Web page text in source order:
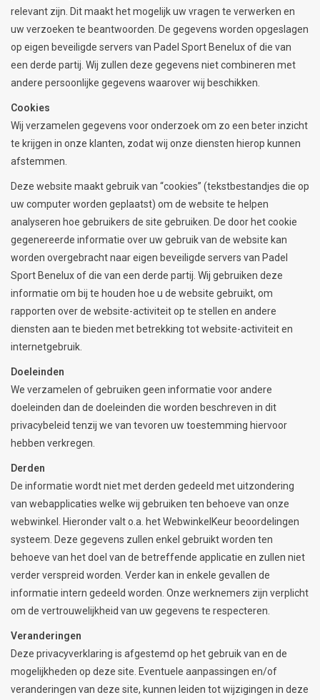
relevant zijn. Dit maakt het mogelijk uw vragen te verwerken en
uw verzoeken te beantwoorden. De gegevens worden opgeslagen
op eigen beveiligde servers van Padel Sport Benelux of die van
een derde partij. Wij zullen deze gegevens niet combineren met
andere persoonlijke gegevens waarover wij beschikken.
Cookies
Wij verzamelen gegevens voor onderzoek om zo een beter inzicht
te krijgen in onze klanten, zodat wij onze diensten hierop kunnen
afstemmen.
Deze website maakt gebruik van “cookies” (tekstbestandjes die op
uw computer worden geplaatst) om de website te helpen
analyseren hoe gebruikers de site gebruiken. De door het cookie
gegenereerde informatie over uw gebruik van de website kan
worden overgebracht naar eigen beveiligde servers van Padel
Sport Benelux of die van een derde partij. Wij gebruiken deze
informatie om bij te houden hoe u de website gebruikt, om
rapporten over de website-activiteit op te stellen en andere
diensten aan te bieden met betrekking tot website-activiteit en
internetgebruik.
Doeleinden
We verzamelen of gebruiken geen informatie voor andere
doeleinden dan de doeleinden die worden beschreven in dit
privacybeleid tenzij we van tevoren uw toestemming hiervoor
hebben verkregen.
Derden
De informatie wordt niet met derden gedeeld met uitzondering
van webapplicaties welke wij gebruiken ten behoeve van onze
webwinkel. Hieronder valt o.a. het WebwinkelKeur beoordelingen
systeem. Deze gegevens zullen enkel gebruikt worden ten
behoeve van het doel van de betreffende applicatie en zullen niet
verder verspreid worden. Verder kan in enkele gevallen de
informatie intern gedeeld worden. Onze werknemers zijn verplicht
om de vertrouwelijkheid van uw gegevens te respecteren.
Veranderingen
Deze privacyverklaring is afgestemd op het gebruik van en de
mogelijkheden op deze site. Eventuele aanpassingen en/of
veranderingen van deze site, kunnen leiden tot wijzigingen in deze